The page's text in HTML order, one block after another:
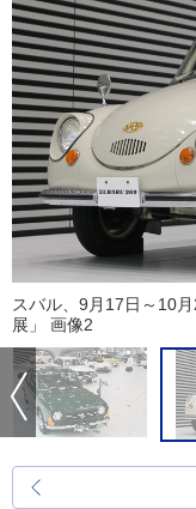
スバル、9月17日～10
展」 画像2